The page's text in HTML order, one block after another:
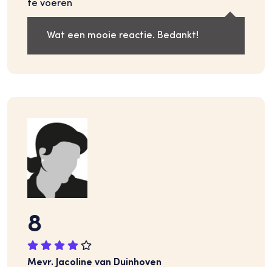
Wat een mooie reactie. Bedankt!
8
Mevr. Jacoline van Duinhoven